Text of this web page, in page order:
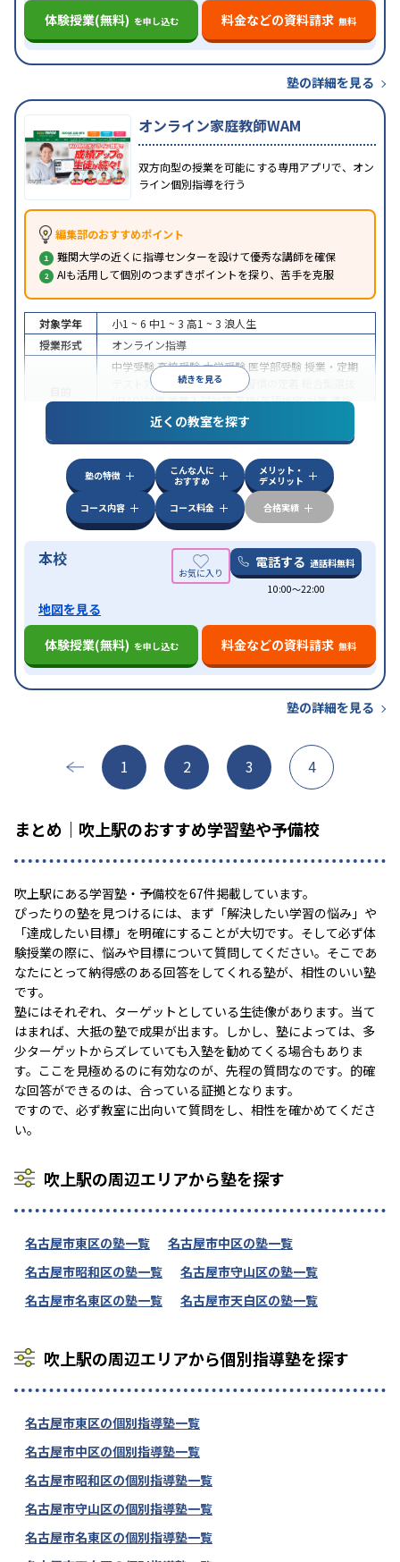
体験授業(無料) を申し込む 料金などの資料請求 無料
塾の詳細を見る
オンライン家庭教師WAM
双方向型の授業を可能にする専用アプリで、オン
ライン個別指導を行う
編集部のおすすめポイント
難関大学の近くに指導センターを設けて優秀な講師を確保
AIも活用して個別のつまずきポイントを探り、苦手を克服
続きを見る
対象学年 小1 ~ 6 中1 ~ 3 高1 ~ 3 浪人生
授業形式
オンライン指導
中学受験高校受験大学受験 医学部受験 授業・定期
テスト対策
内申点対策 学習習慣の定着
(旧AO)対策推薦入試対策英検(英語検定)対策漢検
(漢字検定)対策
中高一貫校生に対応成績保証制度あり授業の振替
可能不登校生に対応学習にPC・タブレットを利用
オンライン対応1科目から受講可能
近くの教室を探す
塾の特徴
こんな人に
おすすめ
メリット・
デメリット
コース内容
コース料金 合格実績
本校 電話する 通話料無料
10:00〜22:00
地図を見る
体験授業(無料) を申し込む 料金などの資料請求 無料
塾の詳細を見る
1 2 3 4
まとめ｜吹上駅のおすすめ学習塾や予備校
吹上駅にある学習塾・予備校を67件掲載しています。
ぴったりの塾を見つけるには、まず「解決したい学習の悩み」や
「達成したい目標」を明確にすることが大切です。そして必ず体
験授業の際に、悩みや目標について質問してください。そこであ
なたにとって納得感のある回答をしてくれる塾が、相性のいい塾
です。
塾にはそれぞれ、ターゲットとしている生徒像があります。当て
はまれば、大抵の塾で成果が出ます。しかし、塾によっては、多
少ターゲットからズレていても入塾を勧めてくる場合もありま
す。ここを見極めるのに有効なのが、先程の質問なのです。的確
な回答ができるのは、合っている証拠となります。
ですので、必ず教室に出向いて質問をし、相性を確かめてくださ
い。
吹上駅の周辺エリアから塾を探す
名古屋市東区の塾一覧
名古屋市中区の塾一覧
名古屋市昭和区の塾一覧
名古屋市守山区の塾一覧
名古屋市名東区の塾一覧
名古屋市天白区の塾一覧
吹上駅の周辺エリアから個別指導塾を探す
名古屋市東区の個別指導塾一覧
名古屋市中区の個別指導塾一覧
名古屋市昭和区の個別指導塾一覧
名古屋市守山区の個別指導塾一覧
名古屋市名東区の個別指導塾一覧